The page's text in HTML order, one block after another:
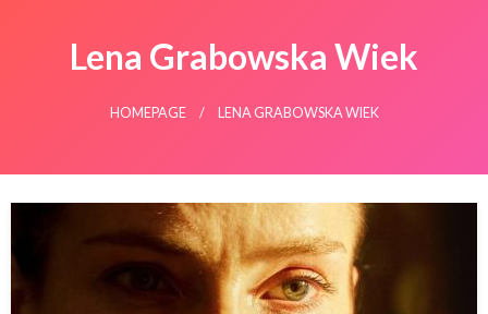
Lena Grabowska Wiek
HOMEPAGE LENA GRABOWSKA WIEK